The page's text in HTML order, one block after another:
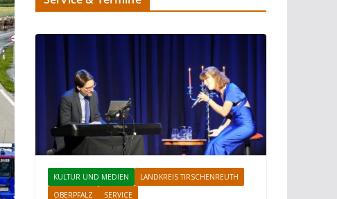
KULTUR UND MEDIEN
LANDKREIS TIRSCHENREUTH
OBERPFALZ
SERVICE